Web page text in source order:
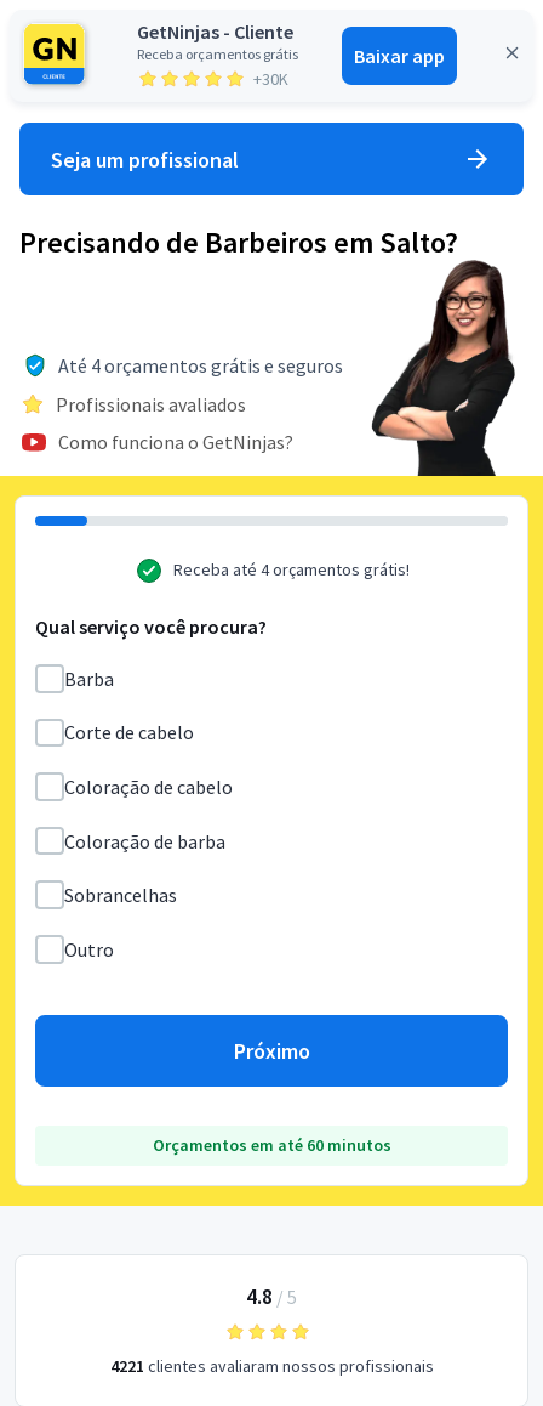
GetNinjas - Cliente
Receba orçamentos grátis
+30K
Baixar app
Entrar
Seja um profissional
Precisando de Barbeiros em Salto?
Até 4 orçamentos grátis e seguros
Profissionais avaliados
Como funciona o GetNinjas?
Receba até 4 orçamentos grátis!
Qual serviço você procura?
Barba
Corte de cabelo
Coloração de cabelo
Coloração de barba
Sobrancelhas
Outro
Próximo
Orçamentos em até 60 minutos
4.8 / 5
4221 clientes avaliaram nossos profissionais